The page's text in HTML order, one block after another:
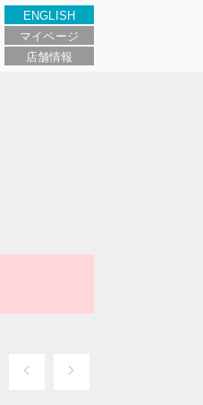
ENGLISH
マイページ
店舗情報